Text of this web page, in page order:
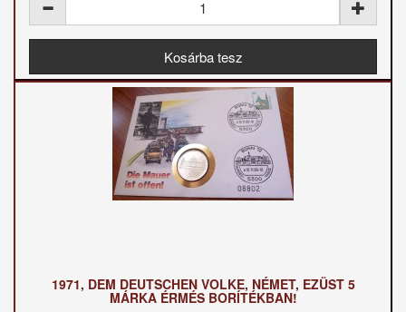
1971, DEM DEUTSCHEN VOLKE, NÉMET, EZÜST 5
MÁRKA ÉRMÉS BORÍTÉKBAN!